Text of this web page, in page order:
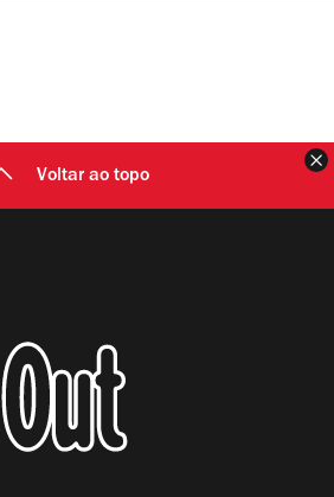
Voltar ao topo